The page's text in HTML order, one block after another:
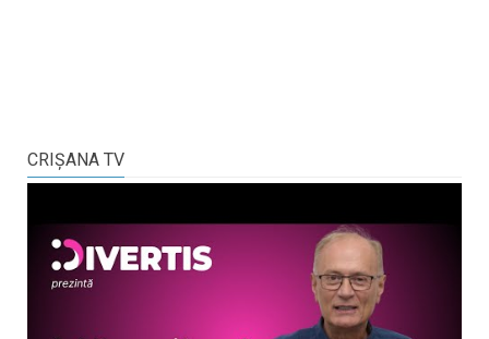
CRIŞANA TV